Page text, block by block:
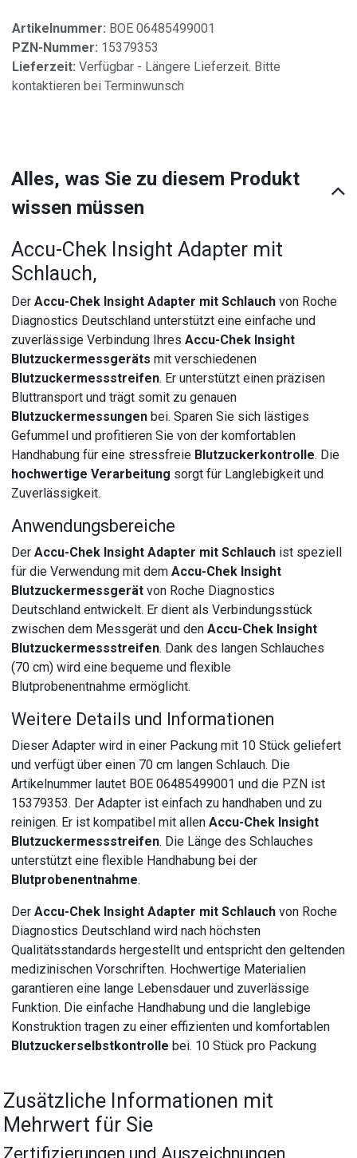
Artikelnummer: BOE 06485499001
PZN-Nummer: 15379353
Lieferzeit: Verfügbar - Längere Lieferzeit. Bitte
kontaktieren bei Terminwunsch
Alles, was Sie zu diesem Produkt
wissen müssen
Accu-Chek Insight Adapter mit
Schlauch,
DerAccu-Chek Insight Adapter mit Schlauch von Roche
Diagnostics Deutschland unterstützt eine einfache und
zuverlässige Verbindung IhresAccu-Chek Insight
Blutzuckermessgeräts mit verschiedenen
Blutzuckermessstreifen. Er unterstützt einen präzisen
Bluttransport und trägt somit zu genauen
Blutzuckermessungen bei. Sparen Sie sich lästiges
Gefummel und profitieren Sie von der komfortablen
Handhabung für eine stressfreie Blutzuckerkontrolle. Die
hochwertige Verarbeitung sorgt für Langlebigkeit und
Zuverlässigkeit.
Anwendungsbereiche
DerAccu-Chek Insight Adapter mit Schlauch ist speziell
für die Verwendung mit demAccu-Chek Insight
Blutzuckermessgerät von Roche Diagnostics
Deutschland entwickelt. Er dient als Verbindungsstück
zwischen dem Messgerät und denAccu-Chek Insight
Blutzuckermessstreifen. Dank des langen Schlauches
(70 cm) wird eine bequeme und flexible
Blutprobenentnahme ermöglicht.
Weitere Details und Informationen
Dieser Adapter wird in einer Packung mit 10 Stück geliefert
und verfügt über einen 70 cm langen Schlauch. Die
Artikelnummer lautet BOE 06485499001 und die PZN ist
15379353. Der Adapter ist einfach zu handhaben und zu
reinigen. Er ist kompatibel mit allenAccu-Chek Insight
Blutzuckermessstreifen. Die Länge des Schlauches
unterstützt eine flexible Handhabung bei der
Blutprobenentnahme.
DerAccu-Chek Insight Adapter mit Schlauch von Roche
Diagnostics Deutschland wird nach höchsten
Qualitätsstandards hergestellt und entspricht den geltenden
medizinischen Vorschriften. Hochwertige Materialien
garantieren eine lange Lebensdauer und zuverlässige
Funktion. Die einfache Handhabung und die langlebige
Konstruktion tragen zu einer effizienten und komfortablen
Blutzuckerselbstkontrolle bei. 10 Stück pro Packung
Zusätzliche Informationen mit
Mehrwert für Sie
Zertifizierungen und Auszeichnungen